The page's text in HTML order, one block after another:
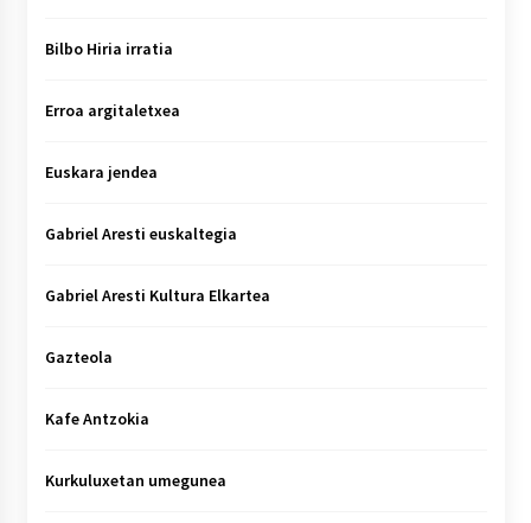
Bilbo Hiria irratia
Erroa argitaletxea
Euskara jendea
Gabriel Aresti euskaltegia
Gabriel Aresti Kultura Elkartea
Gazteola
Kafe Antzokia
Kurkuluxetan umegunea